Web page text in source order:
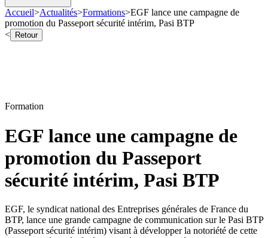
Accueil>Actualités>Formations>EGF lance une campagne de
promotion du Passeport sécurité intérim, Pasi BTP
<
Retour
Formation
EGF lance une campagne de
promotion du Passeport
sécurité intérim, Pasi BTP
EGF, le syndicat national des Entreprises générales de France du
BTP, lance une grande campagne de communication sur le Pasi BTP
(Passeport sécurité intérim) visant à développer la notoriété de cette